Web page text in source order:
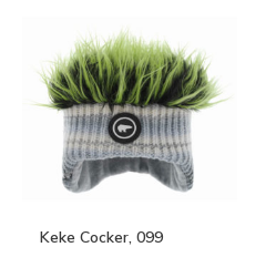
Keke Cocker, 099